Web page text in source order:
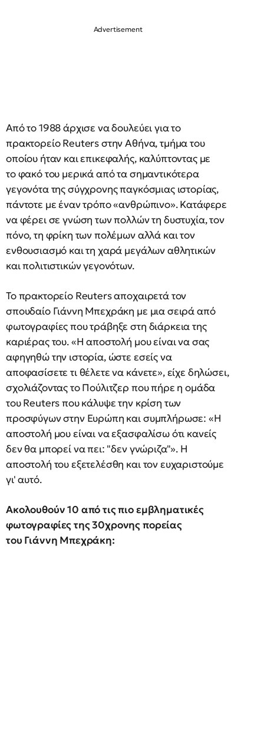
Από το 1988 άρχισε να δουλεύει για το
πρακτορείο Reuters στην Αθήνα, τμήμα του
οποίου ήταν και επικεφαλής, καλύπτοντας με
το φακό του μερικά από τα σημαντικότερα
γεγονότα της σύγχρονης παγκόσμιας ιστορίας,
πάντοτε με έναν τρόπο «ανθρώπινο». Κατάφερε
να φέρει σε γνώση των πολλών τη δυστυχία, τον
πόνο, τη φρίκη των πολέμων αλλά και τον
ενθουσιασμό και τη χαρά μεγάλων αθλητικών
και πολιτιστικών γεγονότων.
Το πρακτορείο Reuters αποχαιρετά τον
σπουδαίο Γιάννη Μπεχράκη με μια σειρά από
φωτογραφίες που τράβηξε στη διάρκεια της
καριέρας του. «Η αποστολή μου είναι να σας
αφηγηθώ την ιστορία, ώστε εσείς να
αποφασίσετε τι θέλετε να κάνετε», είχε δηλώσει,
σχολιάζοντας το Πούλιτζερ που πήρε η ομάδα
του Reuters που κάλυψε την κρίση των
προσφύγων στην Ευρώπη και συμπλήρωσε: «Η
αποστολή μου είναι να εξασφαλίσω ότι κανείς
δεν θα μπορεί να πει: "δεν γνώριζα"». H
αποστολή του εξετελέσθη και τον ευχαριστούμε
γι' αυτό.
Ακολουθούν 10 από τις πιο εμβληματικές
φωτογραφίες της 30χρονης πορείας
του Γιάννη Μπεχράκη: